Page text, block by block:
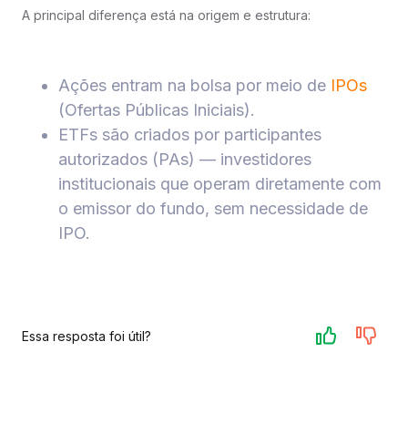
A principal diferença está na origem e estrutura:
Ações entram na bolsa por meio de IPOs
(Ofertas Públicas Iniciais).
ETFs são criados por participantes
autorizados (PAs) — investidores
institucionais que operam diretamente com
o emissor do fundo, sem necessidade de
IPO.
Essa resposta foi útil?